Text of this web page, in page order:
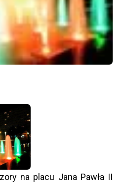
na placu Jana Pawła II